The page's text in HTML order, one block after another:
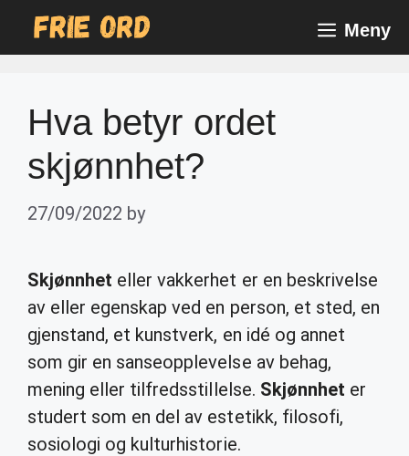
Meny
Hva betyr ordet
skjønnhet?
27/09/2022 by
Skjønnhet eller vakkerhet er en beskrivelse
av eller egenskap ved en person, et sted, en
gjenstand, et kunstverk, en idé og annet
som gir en sanseopplevelse av behag,
mening eller tilfredsstillelse. Skjønnhet er
studert som en del av estetikk, filosofi,
sosiologi og kulturhistorie.